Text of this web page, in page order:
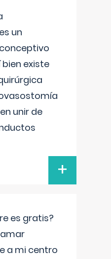
un
bien existe
unir de
+
es gratis?
a mi centro